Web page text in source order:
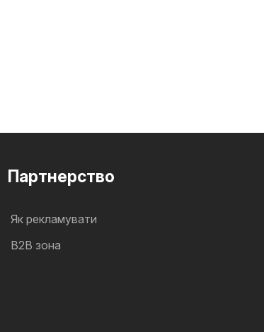
Партнерство
Як рекламувати
B2B зона